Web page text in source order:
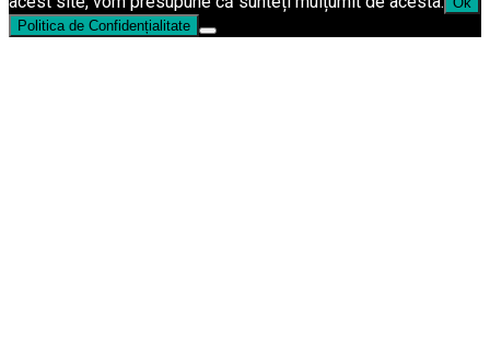
Politica de Confidențialitate